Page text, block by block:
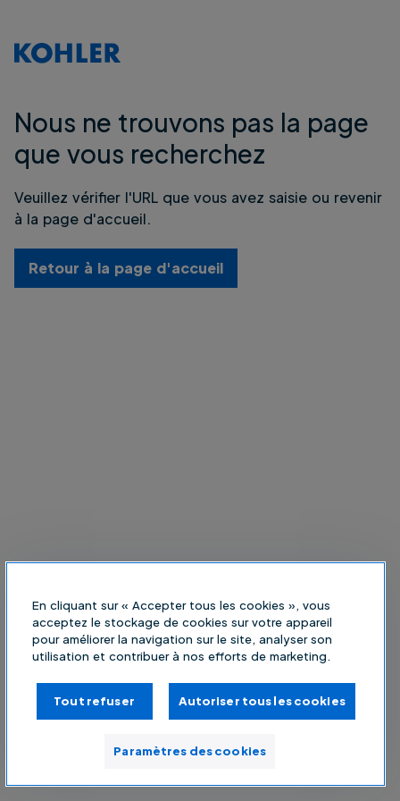
Nous ne trouvons pas la page
que vous recherchez
Veuillez vérifier l'URL que vous avez saisie ou revenir
à la page d'accueil.
Retour à la page d'accueil
En cliquant sur « Accepter tous les cookies », vous
acceptez le stockage de cookies sur votre appareil
pour améliorer la navigation sur le site, analyser son
utilisation et contribuer à nos efforts de marketing.
Tout refuser Autoriser tous les cookies
Paramètres des cookies